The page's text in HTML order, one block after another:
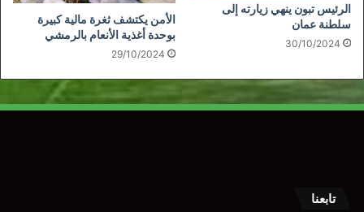
الرئيس تبون ينهي زيارته إلى
سلطنة عمان
30/10/2024
الأمن يكتشف ثغرة مالية كبيرة
بوحدة أغذية الأنعام بالرمشي
29/10/2024
تابعنا